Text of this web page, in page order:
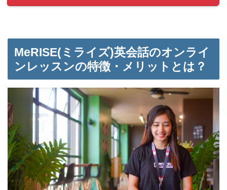
MeRISE(ミライズ)英会話のオンライ
ンレッスンの特徴・メリットとは？